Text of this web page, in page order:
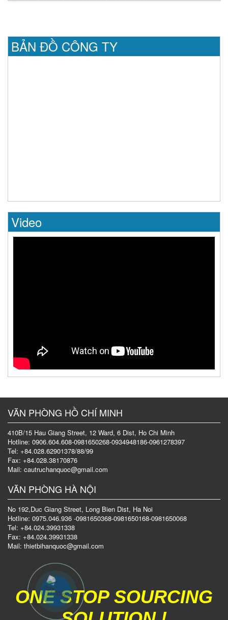
BẢN ĐỒ CÔNG TY
Video
VĂN PHÒNG HỒ CHÍ MINH
410B/15 Hau Giang Street, 12 Ward, 6 Dist, Ho Chi Minh
Hotline: 0906.604.608-0981650268-0934948186-0961278397
Tel: +84.028.62901378/88/99
Fax: +84.028.38170876
Mail: cautruchanquoc@gmail.com
VĂN PHÒNG HÀ NỘI
No 192,Duc Giang Street, Long Bien Dist, Ha Noi
Hotline: 0975.046.936 -0981650368-0981650168-0981650068
Tel: +84.024.39931338
Fax: +84.024.39931338
Mail: thietbihanquoc@gmail.com
ONE STOP SOURCING